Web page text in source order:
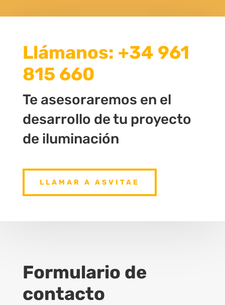
Llámanos: +34 961
815 660
Te asesoraremos en el
desarrollo de tu proyecto
de iluminación
LLAMAR A ASVITAE
Formulario de
contacto